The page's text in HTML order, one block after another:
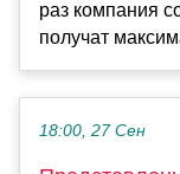
раз компания
получат
18:00, 27 Сен